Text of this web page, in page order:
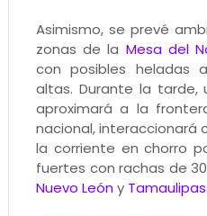
Asimismo, se prevé
zonas de la Mesa del
con posibles heladas
altas. Durante la tarde,
aproximará a la
nacional, interaccionará
la corriente en chorro
fuertes con rachas de
Nuevo Leóny Tamaulipas